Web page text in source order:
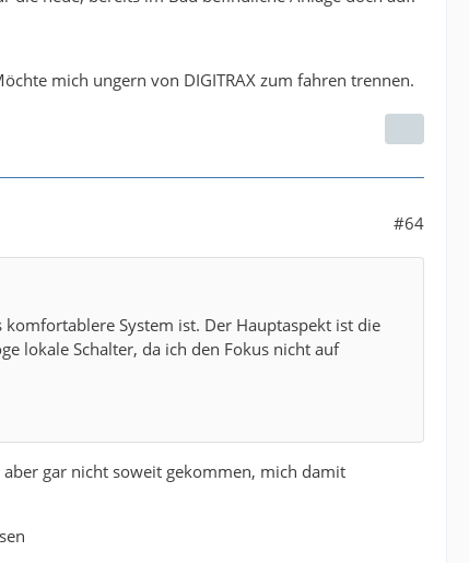
mich ungern von DIGITRAX zum fahren trennen.
#64
komfortablere System ist. Der Hauptaspekt ist die
lokale Schalter, da ich den Fokus nicht auf
gar nicht soweit gekommen, mich damit